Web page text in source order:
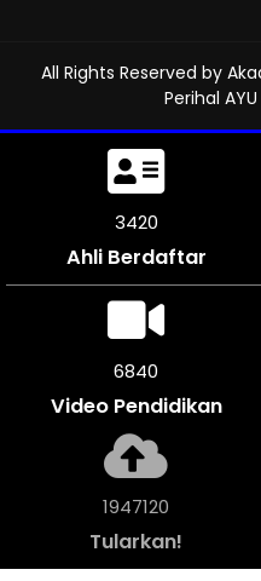
All Rights Reserved by
Perihal AYU
3777
Ahli Berdaftar
7554
Video Pendidikan
2148664
Tularkan!